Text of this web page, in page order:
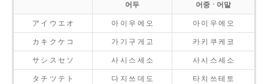
어두 어중ㆍ어말
ア イ ウ エ オ 아 이 우 에 오 아 이 우 에 오
カ キ ク ケ コ 가 기 구 게 고 카 키 쿠 케 코
サ シ ス セ ソ 사 시 스 세 소 사 시 스 세 소
タ チ ツ テ ト 다 지 쓰 데 도 타 치 쓰 테 토